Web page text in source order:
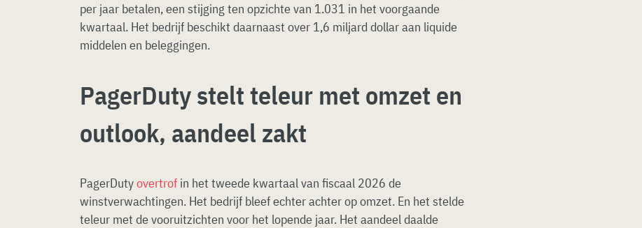
per jaar betalen, een stijging ten opzichte van 1.031 in het voorgaande
kwartaal. Het bedrijf beschikt daarnaast over 1,6 miljard dollar aan liquide
middelen en beleggingen.
PagerDuty stelt teleur met omzet en
outlook, aandeel zakt
PagerDutyovertrof in het tweede kwartaal van fiscaal 2026 de
winstverwachtingen. Het bedrijf bleef echter achter op omzet. En het stelde
teleur met de vooruitzichten voor het lopende jaar. Het aandeel daalde